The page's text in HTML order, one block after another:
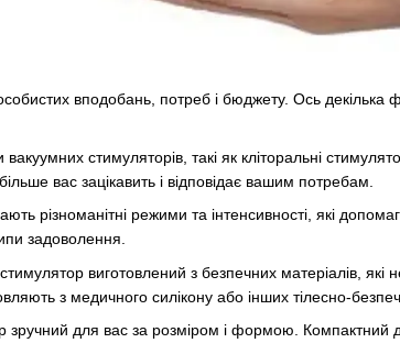
вподобань, потреб і бюджету. Ось декілька
вакуумних стимуляторів, такі як кліторальні
вас зацікавить і відповідає вашим потребам.
різноманітні режими та інтенсивності, які
задоволення.
виготовлений з безпечних матеріалів, які
з медичного силікону або інших тілесно-
зручний для вас за розміром і формою.